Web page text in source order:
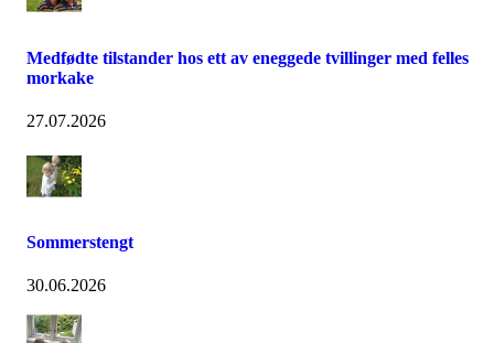
Medfødte tilstander hos ett av eneggede tvillinger med felles
morkake
27.07.2026
Sommerstengt
30.06.2026